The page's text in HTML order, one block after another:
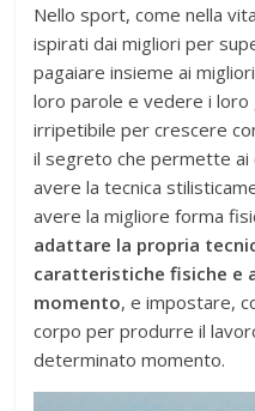
Nello sport, come nella
ispirati dai migliori per
pagaiare insieme ai
loro parole e vedere i loro
irripetibile per crescere
il segreto che permette ai
avere la tecnica
avere la migliore forma
adattare la propria
caratteristiche fisiche e
momento, e impostare,
corpo per produrre il
determinato momento.